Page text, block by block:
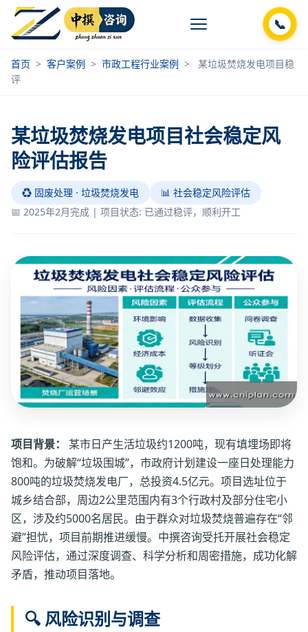
📞
首页 > 客户案例 > 市政工程行业案例 >
某垃圾焚烧发电项目稳
评
某垃圾焚烧发电项目社会稳定风
险评估报告
♻️ 固废处理 · 垃圾焚烧发电
📊 社会稳定风险评估
📅 2025年2月完成 | 项目状态: 已通过稳评，顺利开工
项目背景：
某市日产生活垃圾约1200吨，现有填埋场即将
饱和。为破解“垃圾围城”，市政府计划建设一座日处理能力
800吨的垃圾焚烧发电厂，总投资4.5亿元。项目选址位于
城乡结合部，周边2公里范围内有3个行政村及部分住宅小
区，涉及约5000名居民。由于群众对垃圾焚烧普遍存在“邻
避”担忧，项目前期推进缓慢。中撰咨询受托开展社会稳定
风险评估，通过深度调查、科学分析和周密措施，成功化解
矛盾，推动项目落地。
🔍 风险识别与调查